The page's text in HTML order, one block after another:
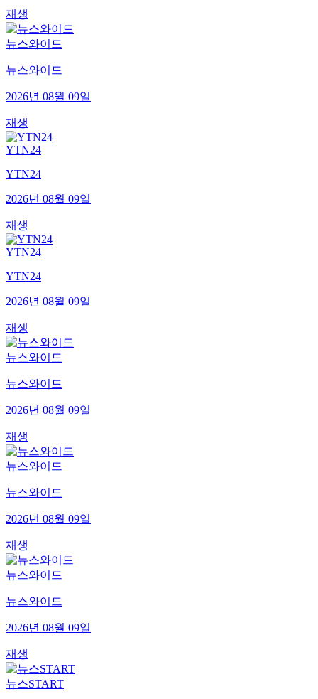
재생
뉴스와이드
뉴스와이드
2026년 08월 09일
재생
YTN24
YTN24
2026년 08월 09일
재생
YTN24
YTN24
2026년 08월 09일
재생
뉴스와이드
뉴스와이드
2026년 08월 09일
재생
뉴스와이드
뉴스와이드
2026년 08월 09일
재생
뉴스와이드
뉴스와이드
2026년 08월 09일
재생
뉴스START